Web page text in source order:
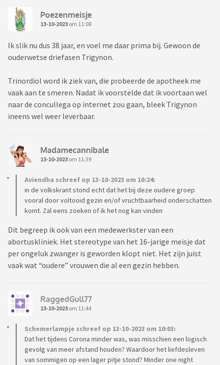
Poezenmeisje
13-10-2023 om 11:08
Ik slik nu dus 38 jaar, en voel me daar prima bij. Gewoon de
ouderwetse driefasen Trigynon.
Trinordiol word ik ziek van, die probeerde de apotheek me
vaak aan te smeren. Nadat ik voorstelde dat ik voortaan wel
naar de concullega op internet zou gaan, bleek Trigynon
ineens wel weer leverbaar.
Madamecannibale
13-10-2023 om 11:39
Aviendha schreef op 13-10-2023 om 10:24:
in de volkskrant stond echt dat het bij deze oudere groep
vooral door voltooid gezin en/of vruchtbaarheid onderschatten
komt. Zal eens zoeken of ik het nog kan vinden
Dit begreep ik ook van een medewerkster van een
abortuskliniek. Het stereotype van het 16-jarige meisje dat
per ongeluk zwanger is geworden klopt niet. Het zijn juist
vaak wat “oudere” vrouwen die al een gezin hebben.
RaggedGull77
13-10-2023 om 11:44
Schemerlampje schreef op 13-10-2023 om 10:03:
Dat het tijdens Corona minder was, was misschien een logisch
gevolg van meer afstand houden? Waardoor het liefdesleven
van sommigen op een lager pitje stond? Minder one night